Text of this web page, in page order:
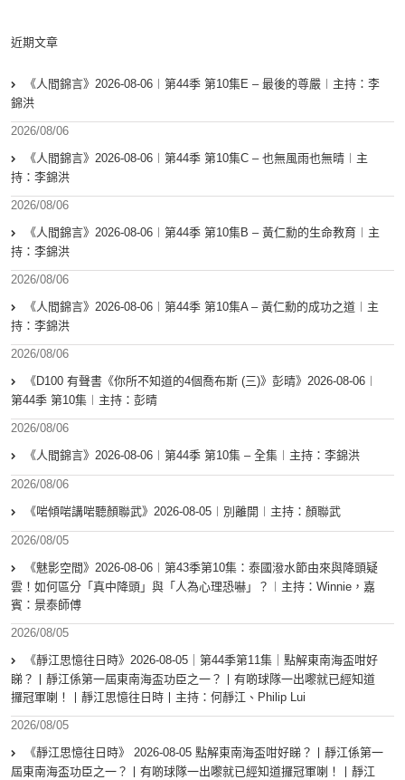
近期文章
《人間錦言》2026-08-06︱第44季 第10集E – 最後的尊嚴︱主持：李
錦洪
2026/08/06
《人間錦言》2026-08-06︱第44季 第10集C – 也無風雨也無晴︱主
持：李錦洪
2026/08/06
《人間錦言》2026-08-06︱第44季 第10集B – 黃仁勳的生命教育︱主
持：李錦洪
2026/08/06
《人間錦言》2026-08-06︱第44季 第10集A – 黃仁勳的成功之道︱主
持：李錦洪
2026/08/06
《D100 有聲書《你所不知道的4個喬布斯 (三)》彭晴》2026-08-06︱
第44季 第10集︱主持：彭晴
2026/08/06
《人間錦言》2026-08-06︱第44季 第10集 – 全集︱主持：李錦洪
2026/08/06
《啱傾啱講啱聽顏聯武》2026-08-05︱別離開︱主持：顏聯武
2026/08/05
《魅影空間》2026-08-06︱第43季第10集：泰國潑水節由來與降頭疑
雲！如何區分「真中降頭」與「人為心理恐嚇」？︱主持：Winnie，嘉
賓：景泰師傅
2026/08/05
《靜江思憶往日時》2026-08-05｜第44季第11集｜點解東南海盃咁好
睇？丨靜江係第一屆東南海盃功臣之一？丨有啲球隊一出嚟就已經知道
攞冠軍喇！丨靜江思憶往日時丨主持：何靜江、Philip Lui
2026/08/05
《靜江思憶往日時》 2026-08-05 點解東南海盃咁好睇？丨靜江係第一
屆東南海盃功臣之一？丨有啲球隊一出嚟就已經知道攞冠軍喇！丨靜江